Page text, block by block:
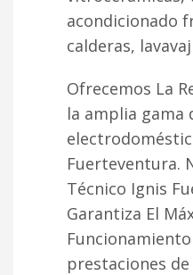
acondicionado
calderas,
Ofrecemos La
la amplia gama
Fuerteventura.
Técnico Ignis
Garantiza El
prestaciones de